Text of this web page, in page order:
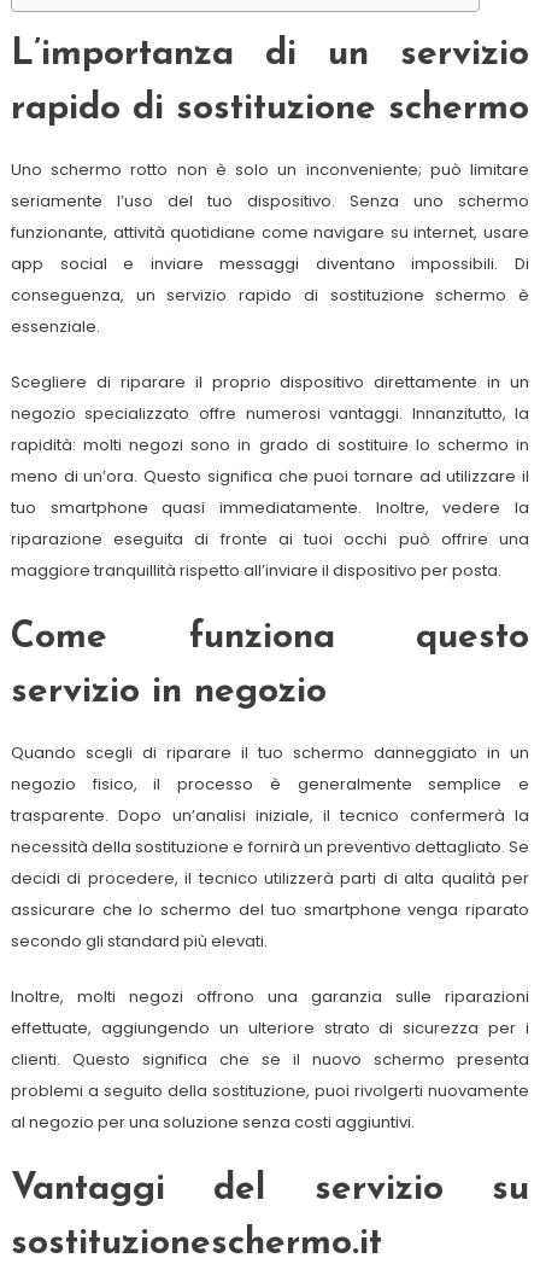
L’importanza di un servizio
rapido di sostituzione schermo
Uno schermo rotto non è solo un inconveniente; può limitare
seriamente l’uso del tuo dispositivo. Senza uno schermo
funzionante, attività quotidiane come navigare su internet, usare
app social e inviare messaggi diventano impossibili. Di
conseguenza, un servizio rapido di sostituzione schermo è
essenziale.
Scegliere di riparare il proprio dispositivo direttamente in un
negozio specializzato offre numerosi vantaggi. Innanzitutto, la
rapidità: molti negozi sono in grado di sostituire lo schermo in
meno di un’ora. Questo significa che puoi tornare ad utilizzare il
tuo smartphone quasi immediatamente. Inoltre, vedere la
riparazione eseguita di fronte ai tuoi occhi può offrire una
maggiore tranquillità rispetto all’inviare il dispositivo per posta.
Come funziona questo
servizio in negozio
Quando scegli di riparare il tuo schermo danneggiato in un
negozio fisico, il processo è generalmente semplice e
trasparente. Dopo un’analisi iniziale, il tecnico confermerà la
necessità della sostituzione e fornirà un preventivo dettagliato. Se
decidi di procedere, il tecnico utilizzerà parti di alta qualità per
assicurare che lo schermo del tuo smartphone venga riparato
secondo gli standard più elevati.
Inoltre, molti negozi offrono una garanzia sulle riparazioni
effettuate, aggiungendo un ulteriore strato di sicurezza per i
clienti. Questo significa che se il nuovo schermo presenta
problemi a seguito della sostituzione, puoi rivolgerti nuovamente
al negozio per una soluzione senza costi aggiuntivi.
Vantaggi del servizio su
sostituzioneschermo.it